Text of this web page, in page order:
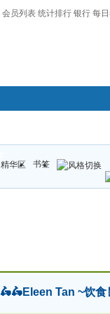
会员列表 统计排行 银行 每日
精华区
书签
🛵🛵Eleen Tan ~饮食